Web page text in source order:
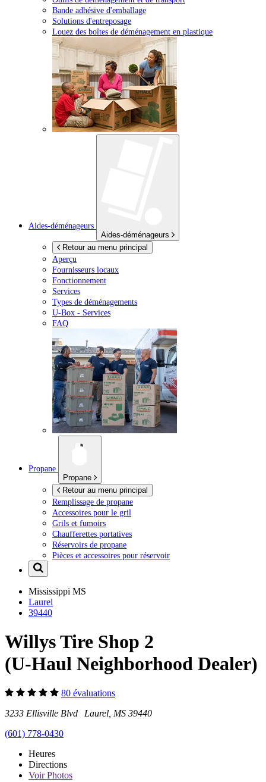
Bande adhésive d'emballage
Solutions d'entreposage
Louez des boîtes de déménagement en plastique
Aides-déménageurs
Aides-déménageurs
Retour au menu principal
Aperçu
Fournisseurs locaux
Fonctionnement
Services
Types de déménagements
U-Box - Services
FAQ
Propane
Propane
Retour au menu principal
Remplissage de propane
Accessoires pour le gril
Grils et fumoirs
Chaufferettes portatives
Réservoirs de propane
Pièces et accessoires pour réservoir
Mississippi MS
Laurel
39440
Willys Tire Shop 2
(U-Haul Neighborhood Dealer)
80 évaluations
3233 Ellisville Blvd Laurel, MS 39440
(601) 778-0430
Heures
Directions
VoirPhotos